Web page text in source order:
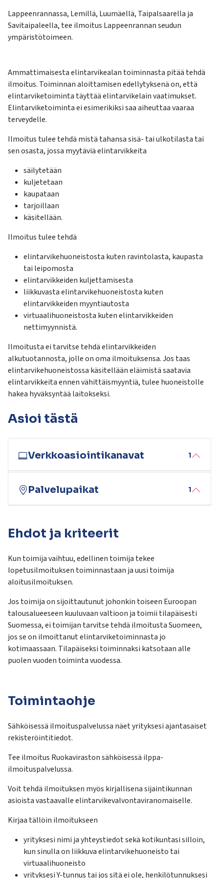
ja
pyyhkäisyliikkeitä.
Lappeenrannassa, Lemillä, Luumäellä, Taipalsaarella ja
Savitaipaleella, tee ilmoitus Lappeenrannan seudun
ympäristötoimeen.
Ammattimaisesta elintarvikealan toiminnasta pitää tehdä
ilmoitus. Toiminnan aloittamisen edellytyksenä on, että
elintarviketoiminta täyttää elintarvikelain vaatimukset.
Elintarviketoiminta ei esimerikiksi saa aiheuttaa vaaraa
terveydelle.
Ilmoitus tulee tehdä mistä tahansa sisä- tai ulkotilasta tai
sen osasta, jossa myytäviä elintarvikkeita
säilytetään
kuljetetaan
kaupataan
tarjoillaan
käsitellään.
Ilmoitus tulee tehdä
elintarvikehuoneistosta kuten ravintolasta, kaupasta
tai leipomosta
elintarvikkeiden kuljettamisesta
liikkuvasta elintarvikehuoneistosta kuten
elintarvikkeiden myyntiautosta
virtuaalihuoneistosta kuten elintarvikkeiden
nettimyynnistä.
Ilmoitusta ei tarvitse tehdä elintarvikkeiden
alkutuotannosta, jolle on oma ilmoituksensa. Jos taas
elintarvikehuoneistossa käsitellään eläimistä saatavia
elintarvikkeita ennen vähittäismyyntiä, tulee huoneistolle
hakea hyväksyntää laitokseksi.
Asioi tästä
Verkkoasiointikanavat 1
Palvelupaikat 1
Ehdot ja kriteerit
Kun toimija vaihtuu, edellinen toimija tekee
lopetusilmoituksen toiminnastaan ja uusi toimija
aloitusilmoituksen.
Jos toimija on sijoittautunut johonkin toiseen Euroopan
talousalueeseen kuuluvaan valtioon ja toimii tilapäisesti
Suomessa, ei toimijan tarvitse tehdä ilmoitusta Suomeen,
jos se on ilmoittanut elintarviketoiminnasta jo
kotimaassaan. Tilapäiseksi toiminnaksi katsotaan alle
puolen vuoden toiminta vuodessa.
Toimintaohje
Sähköisessä ilmoituspalvelussa näet yrityksesi ajantasaiset
rekisteröintitiedot.
Tee ilmoitus Ruokaviraston sähköisessä ilppa-
ilmoituspalvelussa.
Voit tehdä ilmoituksen myös kirjallisena sijaintikunnan
asioista vastaavalle elintarvikevalvontaviranomaiselle.
Kirjaa tällöin ilmoitukseen
yrityksesi nimi ja yhteystiedot sekä kotikuntasi silloin,
kun sinulla on liikkuva elintarvikehuoneisto tai
virtuaalihuoneisto
yrityksesi Y-tunnus tai jos sitä ei ole, henkilötunnuksesi